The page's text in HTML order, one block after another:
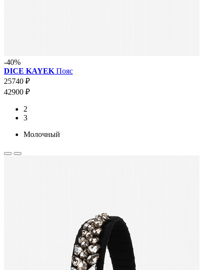
-40%
DICE KAYEK Пояс
25740 ₽
42900 ₽
2
3
Молочный